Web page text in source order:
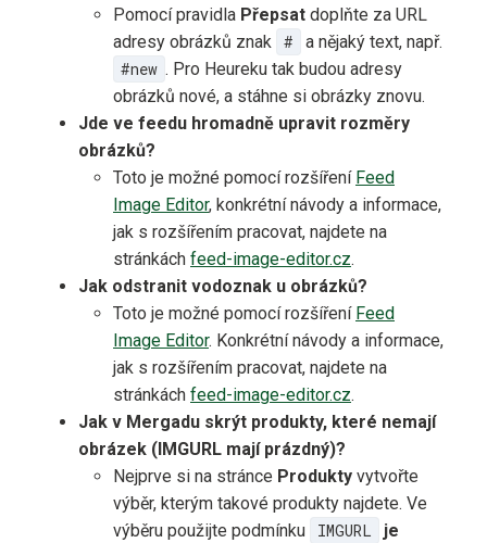
Pomocí pravidla Přepsat doplňte za URL
adresy obrázků znak #
a nějaký text, např.
#new . Pro Heureku tak budou adresy
obrázků nové, a stáhne si obrázky znovu.
Jde ve feedu hromadně upravit rozměry
obrázků?
Toto je možné pomocí rozšíření Feed
Image Editor, konkrétní návody a informace,
jak s rozšířením pracovat, najdete na
stránkách feed-image-editor.cz.
Jak odstranit vodoznak u obrázků?
Toto je možné pomocí rozšíření Feed
Image Editor. Konkrétní návody a informace,
jak s rozšířením pracovat, najdete na
stránkách feed-image-editor.cz.
Jak v Mergadu skrýt produkty, které nemají
obrázek (IMGURL mají prázdný)?
Nejprve si na stránce Produkty vytvořte
výběr, kterým takové produkty najdete. Ve
výběru použijte podmínku
IMGURL
je